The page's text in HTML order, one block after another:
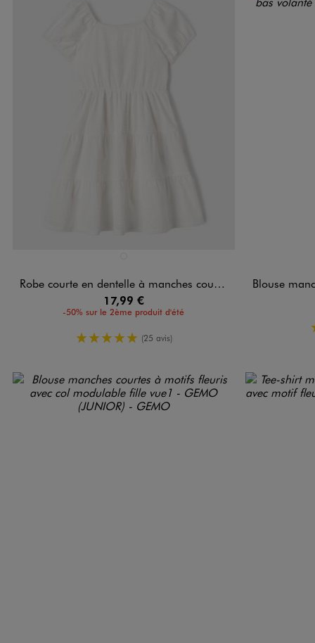
Robe courte en dentelle à manches courtes bouffantes fille
17,99 €
-50% sur le 2ème produit d'été
5/5 de moyenne
(25 avis)
Blouse manches